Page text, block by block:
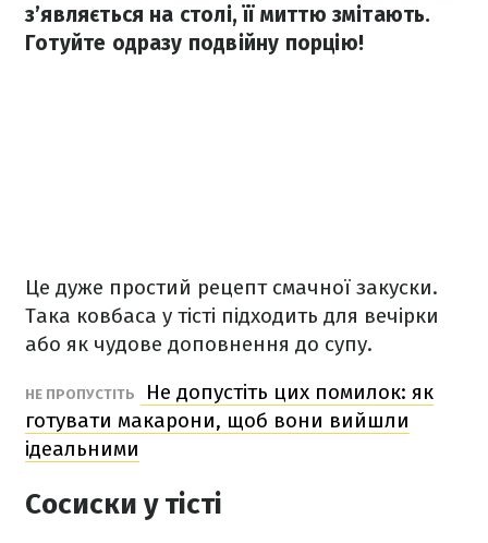
з’являється на столі, її миттю змітають.
Готуйте одразу подвійну порцію!
Це дуже простий рецепт смачної закуски.
Така ковбаса у тісті підходить для вечірки
або як чудове доповнення до супу.
НЕ ПРОПУСТІТЬ
Не допустіть цих помилок: як
готувати макарони, щоб вони вийшли
ідеальними
Сосиски у тісті